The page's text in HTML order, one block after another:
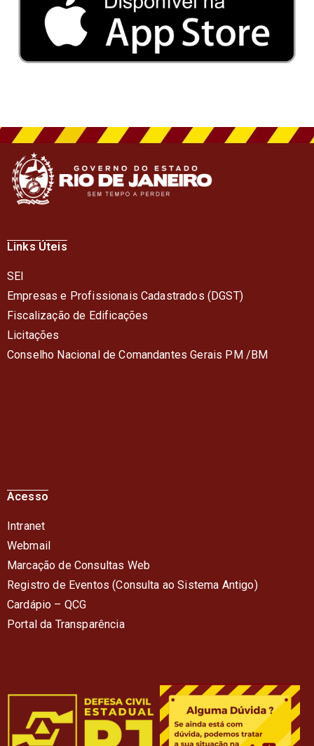
Links Úteis
SEI
Empresas e Profissionais Cadastrados (DGST)
Fiscalização de Edificações
Licitações
Conselho Nacional de Comandantes Gerais PM /BM
Acesso
Intranet
Webmail
Marcação de Consultas Web
Registro de Eventos (Consulta ao Sistema Antigo)
Cardápio – QCG
Portal da Transparência